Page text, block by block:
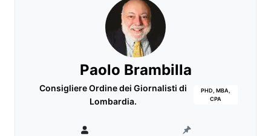
Paolo Brambilla
Consigliere Ordine dei Giornalisti di
Lombardia.
PHD, MBA,
CPA